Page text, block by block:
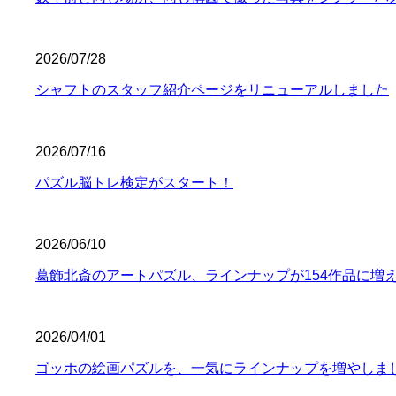
2026/07/28
シャフトのスタッフ紹介ページをリニューアルしました
2026/07/16
パズル脳トレ検定がスタート！
2026/06/10
葛飾北斎のアートパズル、ラインナップが154作品に増
2026/04/01
ゴッホの絵画パズルを、一気にラインナップを増やしま